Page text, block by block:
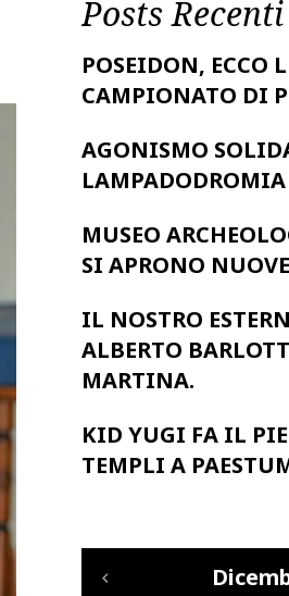
Posts Recenti
POSEIDON, ECCO
CAMPIONATO DI
AGONISMO
MUSEO
SI APRONO
IL NOSTRO
ALBERTO
MARTINA.
KID YUGI FA IL
TEMPLI A